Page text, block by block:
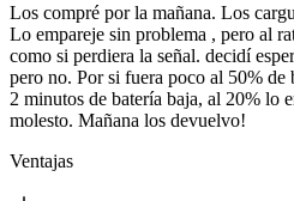
Los compré por la mañana. Los
Lo empareje sin problema , pero al
como si perdiera la señal. decidí
pero no. Por si fuera poco al 50% de
2 minutos de batería baja, al 20% lo
molesto. Mañana los devuelvo!
Ventajas